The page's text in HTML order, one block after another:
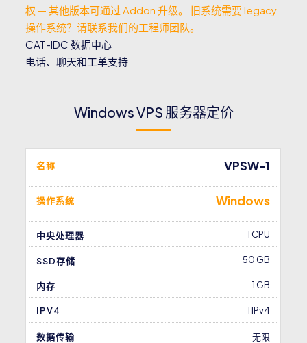
权 — 其他版本可通过 Addon 升级。 旧系统需要 legacy
操作系统？请联系我们的工程师团队。
CAT-IDC 数据中心
电话、聊天和工单支持
Windows VPS 服务器定价
名称 VPSW-1
操作系统 Windows
中央处理器 1 CPU
SSD存储 50 GB
内存 1 GB
IPV4 1 IPv4
数据传输 无限